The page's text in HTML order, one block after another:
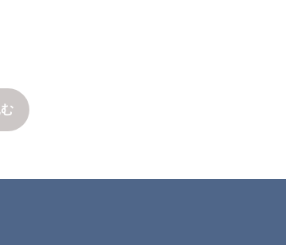
り得る状態に置い
含みますがこれら